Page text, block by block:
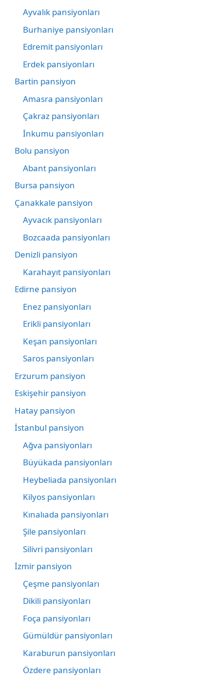
Ayvalık pansiyonları
Burhaniye pansiyonları
Edremit pansiyonları
Erdek pansiyonları
Bartin pansiyon
Amasra pansiyonları
Çakraz pansiyonları
İnkumu pansiyonları
Bolu pansiyon
Abant pansiyonları
Bursa pansiyon
Çanakkale pansiyon
Ayvacık pansiyonları
Bozcaada pansiyonları
Denizli pansiyon
Karahayıt pansiyonları
Edirne pansiyon
Enez pansiyonları
Erikli pansiyonları
Keşan pansiyonları
Saros pansiyonları
Erzurum pansiyon
Eskişehir pansiyon
Hatay pansiyon
İstanbul pansiyon
Ağva pansiyonları
Büyükada pansiyonları
Heybeliada pansiyonları
Kilyos pansiyonları
Kınalıada pansiyonları
Şile pansiyonları
Silivri pansiyonları
İzmir pansiyon
Çeşme pansiyonları
Dikili pansiyonları
Foça pansiyonları
Gümüldür pansiyonları
Karaburun pansiyonları
Özdere pansiyonları